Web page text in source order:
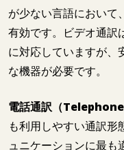
が少ない言語において
有効です。ビデオ通訳
に対応していますが、
な機器が必要です。
電話通訳（
も利用しやすい通訳形
ュニケーションに最も